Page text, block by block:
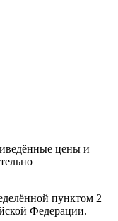
цены и
пунктом 2
Федерации.